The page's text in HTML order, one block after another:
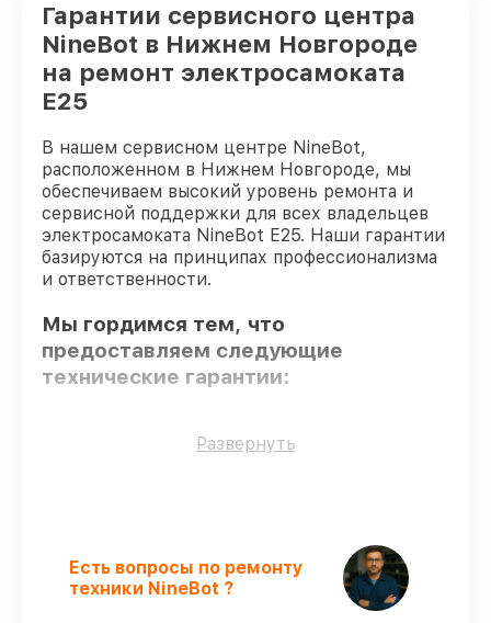
Гарантии сервисного центра
NineBot в Нижнем Новгороде
на ремонт электросамоката
E25
В нашем сервисном центре NineBot,
расположенном в Нижнем Новгороде, мы
обеспечиваем высокий уровень ремонта и
сервисной поддержки для всех владельцев
электросамоката NineBot E25. Наши гарантии
базируются на принципах профессионализма
и ответственности.
Мы гордимся тем, что
предоставляем следующие
технические гарантии:
Оригинальные детали– для всех видов
Выполнение работ вовремя
–
гарантируем завершение работ без
Развернуть
Есть вопросы по ремонту
техники NineBot ?